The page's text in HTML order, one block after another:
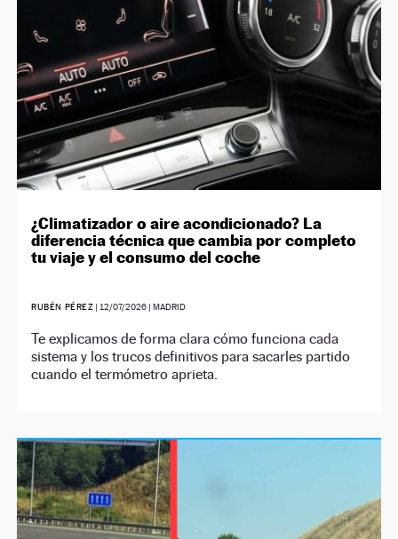
¿Climatizador o aire acondicionado? La
diferencia técnica que cambia por completo
tu viaje y el consumo del coche
RUBÉN PÉREZ | 12/07/2026 | MADRID
Te explicamos de forma clara cómo funciona cada
sistema y los trucos definitivos para sacarles partido
cuando el termómetro aprieta.